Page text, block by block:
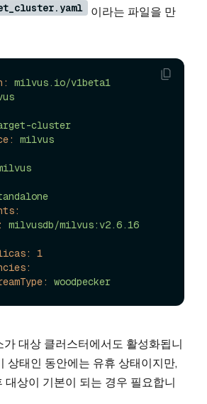
이라는 파일을 만
milvus.io/v1beta1
cluster
milvus
milvusdb/milvus:v2.6.16
1
woodpecker
가 대상 클러스터에서도 활성화됩니
상태인 동안에는 유휴 상태이지만,
대상이 기본이 되는 경우 필요합니